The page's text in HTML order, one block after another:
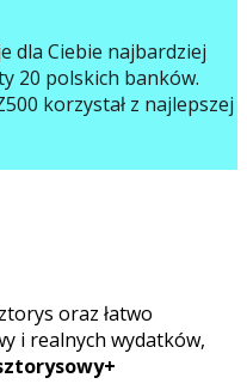
dla Ciebie najbardziej
20 polskich banków.
korzystał z najlepszej
oraz łatwo
i realnych wydatków,